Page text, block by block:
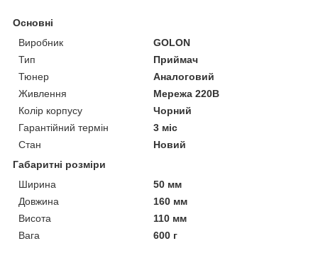
Основні
Виробник
GOLON
Тип
Приймач
Тюнер
Аналоговий
Живлення
Мережа 220В
Колір корпусу
Чорний
Гарантійний термін
3 міс
Стан
Новий
Габаритні розміри
Ширина
50 мм
Довжина
160 мм
Висота
110 мм
Вага
600 г